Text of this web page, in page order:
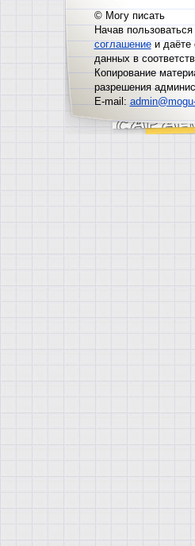
© Могу писать
Начав
соглашениеи даёте
данных в
Копирование
разрешения
E-mail: